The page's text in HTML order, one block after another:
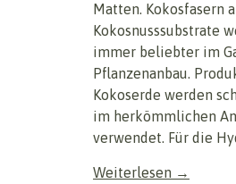
Matten. Kokosfasern
Kokosnusssubstrate
immer beliebter im
Pflanzenanbau.
Kokoserde werden
im herkömmlichen
verwendet. Für die
Weiterlesen →